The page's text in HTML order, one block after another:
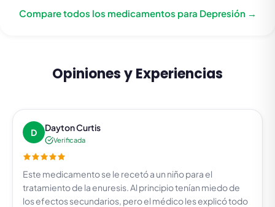
Compare todos los medicamentos para Depresión →
Opiniones y Experiencias
D Dayton Curtis
Verificada
Este medicamento se le recetó a un niño para el
tratamiento de la enuresis. Al principio tenían miedo de
los efectos secundarios, pero el médico les explicó todo